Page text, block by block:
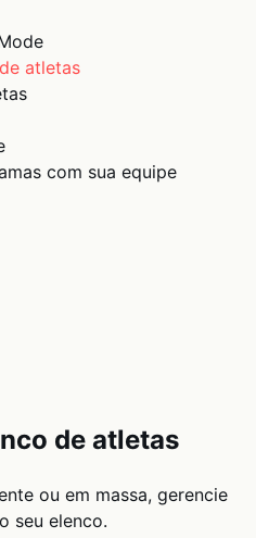
atletas
com sua equipe
de atletas
ou em massa, gerencie
seu elenco.